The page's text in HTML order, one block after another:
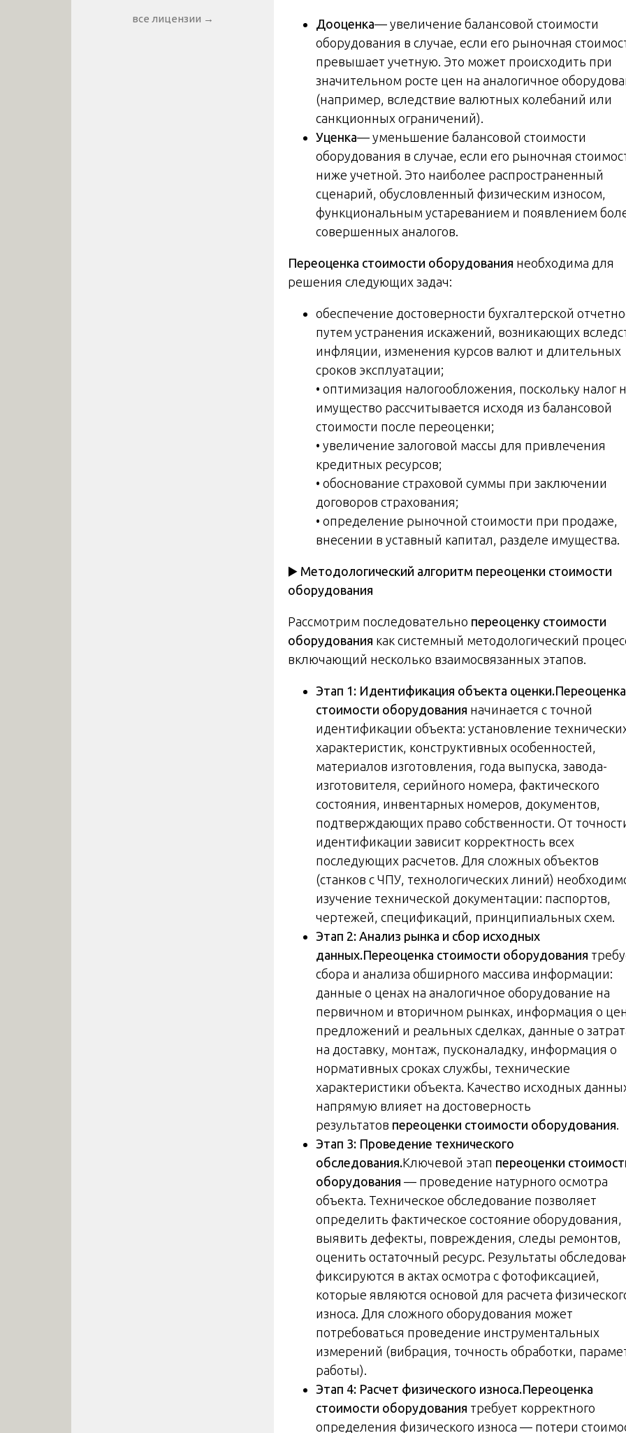
Дооценка— увеличение балансовой стоимости
оборудования в случае, если его рыночная
превышает учетную. Это может происходить при
значительном росте цен на аналогичное
(например, вследствие валютных колебаний или
санкционных ограничений).
Уценка— уменьшение балансовой стоимости
оборудования в случае, если его рыночная
ниже учетной. Это наиболее распространенный
сценарий, обусловленный физическим износом,
функциональным устареванием и появлением
совершенных аналогов.
Переоценка стоимости оборудования необходима для
решения следующих задач:
обеспечение достоверности бухгалтерской
путем устранения искажений, возникающих
инфляции, изменения курсов валют и длительных
сроков эксплуатации;
• оптимизация налогообложения, поскольку налог
имущество рассчитывается исходя из балансовой
стоимости после переоценки;
• увеличение залоговой массы для привлечения
кредитных ресурсов;
• обоснование страховой суммы при заключении
договоров страхования;
• определение рыночной стоимости при продаже,
внесении в уставный капитал, разделе имущества.
▶️ Методологический алгоритм переоценки стоимости
оборудования
Рассмотрим последовательно переоценку стоимости
оборудования как системный методологический
включающий несколько взаимосвязанных этапов.
Этап 1: Идентификация объекта оценки.Переоценка
стоимости оборудования начинается с точной
идентификации объекта: установление
характеристик, конструктивных особенностей,
материалов изготовления, года выпуска, завода-
изготовителя, серийного номера, фактического
состояния, инвентарных номеров, документов,
подтверждающих право собственности. От
идентификации зависит корректность всех
последующих расчетов. Для сложных объектов
(станков с ЧПУ, технологических линий)
изучение технической документации: паспортов,
чертежей, спецификаций, принципиальных схем.
Этап 2: Анализ рынка и сбор исходных
данных.Переоценка стоимости оборудования
сбора и анализа обширного массива информации:
данные о ценах на аналогичное оборудование на
первичном и вторичном рынках, информация о
предложений и реальных сделках, данные о
на доставку, монтаж, пусконаладку, информация о
нормативных сроках службы, технические
характеристики объекта. Качество исходных
напрямую влияет на достоверность
результатов переоценки стоимости оборудования
Этап 3: Проведение технического
обследования.Ключевой этап переоценки
оборудования — проведение натурного осмотра
объекта. Техническое обследование позволяет
определить фактическое состояние оборудования,
выявить дефекты, повреждения, следы ремонтов,
оценить остаточный ресурс. Результаты
фиксируются в актах осмотра с фотофиксацией,
которые являются основой для расчета
износа. Для сложного оборудования может
потребоваться проведение инструментальных
измерений (вибрация, точность обработки,
работы).
Этап 4: Расчет физического износа.Переоценка
стоимости оборудования требует корректного
определения физического износа — потери
все лицензии →